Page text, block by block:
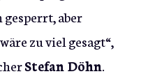
aber
zu viel gesagt“,
Stefan Döhn.